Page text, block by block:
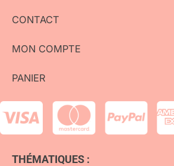
CONTACT
MON COMPTE
PANIER
THÉMATIQUES :